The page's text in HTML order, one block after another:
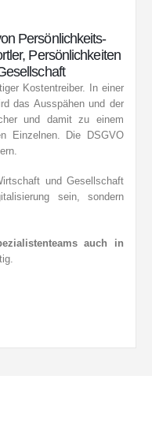
Persönlichkeits­
Persönlichkeiten
Kostentreiber. In einer
das Ausspähen und der
und damit zu einem
Einzelnen. Die DSGVO
und Gesellschaft
sein, sondern
auch in